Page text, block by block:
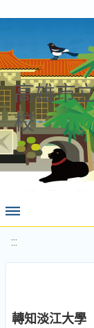
高雄市
校
:::
轉知淡江大學